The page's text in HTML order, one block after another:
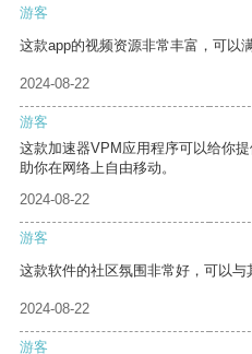
游客
这款app的视频资源非常丰富，可以
2024-08-22
游客
这款加速器VPM应用程序可以给你
助你在网络上自由移动。
2024-08-22
游客
这款软件的社区氛围非常好，可以与
2024-08-22
游客